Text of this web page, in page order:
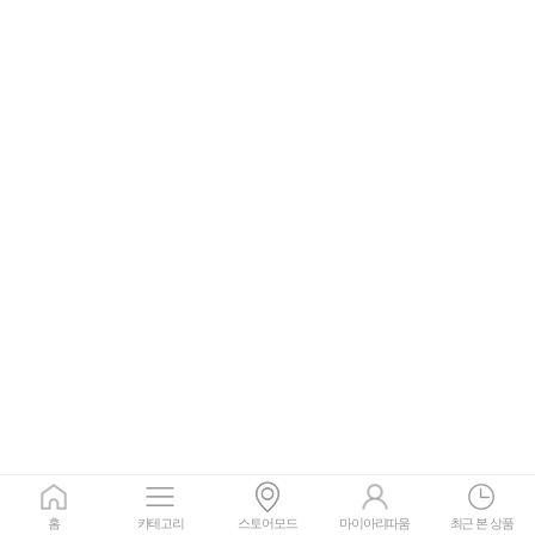
홈 카테고리 스토어모드 마이아리따움 최근 본 상품